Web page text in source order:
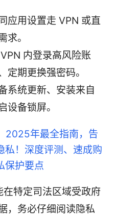
应用设置走 VPN 或直
求。
内登录高风险账
定期更换强密码。
系统更新、安装来自
设备锁屏。
2025年最全指南，告
私！深度评测、速成购
保护要点
特定司法区域受政府
，务必仔细阅读隐私